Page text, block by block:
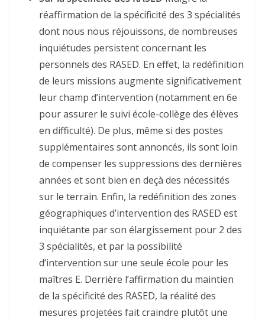
réaffirmation de la spécificité des 3 spécialités
dont nous nous réjouissons, de nombreuses
inquiétudes persistent concernant les
personnels des RASED. En effet, la redéfinition
de leurs missions augmente significativement
leur champ d’intervention (notamment en 6e
pour assurer le suivi école-collège des élèves
en difficulté). De plus, même si des postes
supplémentaires sont annoncés, ils sont loin
de compenser les suppressions des dernières
années et sont bien en deçà des nécessités
sur le terrain. Enfin, la redéfinition des zones
géographiques d’intervention des RASED est
inquiétante par son élargissement pour 2 des
3 spécialités, et par la possibilité
d’intervention sur une seule école pour les
maîtres E. Derrière l’affirmation du maintien
de la spécificité des RASED, la réalité des
mesures projetées fait craindre plutôt une